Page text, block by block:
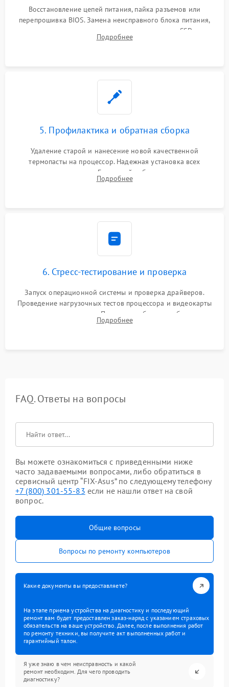
Восстановление цепей питания, пайка разъемов или
перепрошивка BIOS. Замена неисправного блока питания,
видеокарты, процессора или установка нового SSD для
восстановления и повышения скорости работы системы.
Подробнее
5. Профилактика и обратная сборка
Удаление старой и нанесение новой качественной
термопасты на процессор. Надежная установка всех
комплектующих в слоты. Грамотный кабель-менеджмент для
обеспечения правильной циркуляции воздуха внутри
Подробнее
6. Стресс-тестирование и проверка
Запуск операционной системы и проверка драйверов.
Проведение нагрузочных тестов процессора и видеокарты
для контроля температур. Проверка работоспособности всех
USB-портов, аудиовыходов и сетевого подключения.
Подробнее
FAQ. Ответы на вопросы
Вы можете ознакомиться с приведенными ниже
часто задаваемыми вопросами, либо обратиться в
сервисный центр “FIX-Asus” по следующему телефону
+7 (800) 301-55-83 если не нашли ответ на свой
вопрос.
Общие вопросы
Вопросы по ремонту компьютеров
Какие документы вы предоставляете?
На этапе приема устройства на диагностику и последующий
ремонт вам будет предоставлен заказ-наряд с указанием страховых
обязательств на ваше устройство. Далее, после выполнения работ
по ремонту техники, вы получите акт выполненных работ и
гарантийный талон.
Я уже знаю в чем неисправность и какой
ремонт необходим. Для чего проводить
диагностику?